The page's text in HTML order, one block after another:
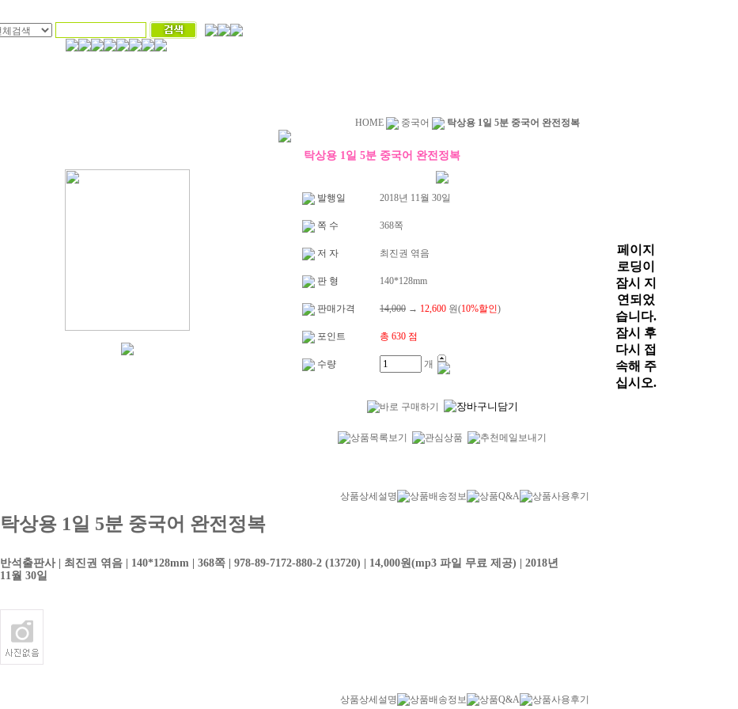
HOME 중국어 탁상용 1일 5분 중국어 완전정복
탁상용 1일 5분 중국어 완전정복
발행일 2018년 11월 30일
쪽 수 368쪽
저 자 최진권 엮음
판 형 140*128mm
판매가격 14,000 → 12,600 원(10%할인)
포인트 총 630 점
수량 개
상품상세설명 상품배송정보 상품Q&A 상품사용후기
탁상용 1일 5분 중국어 완전정복
반석출판사 | 최진권 엮음 | 140*128mm | 368쪽 | 978-89-7172-880-2 (13720) | 14,000원(mp3 파일 무료 제공) | 2018년
11월 30일
상품상세설명 상품배송정보 상품Q&A 상품사용후기